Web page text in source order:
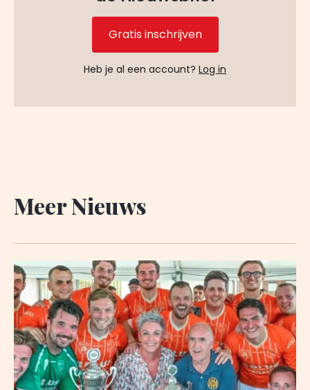
Gratis inschrijven
Heb je al een account? Log in
Meer Nieuws